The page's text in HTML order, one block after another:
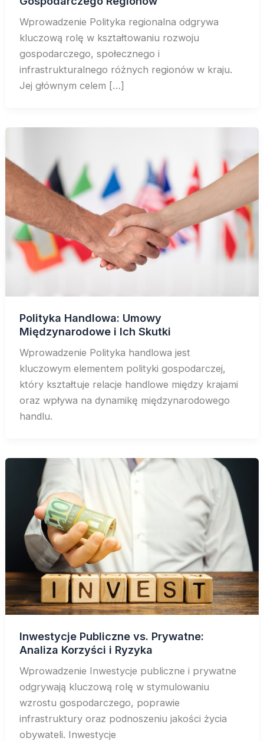
Wprowadzenie Polityka regionalna odgrywa
kluczową rolę w kształtowaniu rozwoju
gospodarczego, społecznego i
infrastrukturalnego różnych regionów w kraju.
Jej głównym celem […]
Polityka Handlowa: Umowy
Międzynarodowe i Ich Skutki
Wprowadzenie Polityka handlowa jest
kluczowym elementem polityki gospodarczej,
który kształtuje relacje handlowe między krajami
oraz wpływa na dynamikę międzynarodowego
handlu.
Inwestycje Publiczne vs. Prywatne:
Analiza Korzyści i Ryzyka
Wprowadzenie Inwestycje publiczne i prywatne
odgrywają kluczową rolę w stymulowaniu
wzrostu gospodarczego, poprawie
infrastruktury oraz podnoszeniu jakości życia
obywateli. Inwestycje